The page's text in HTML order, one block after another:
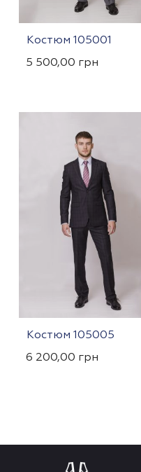
Костюм 105001
5 500,00 грн
Костюм 105005
6 200,00 грн